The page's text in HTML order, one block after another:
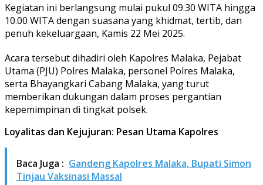
Kegiatan ini berlangsung mulai pukul 09.30 WITA hingga
10.00 WITA dengan suasana yang khidmat, tertib, dan
penuh kekeluargaan, Kamis 22 Mei 2025.
Acara tersebut dihadiri oleh Kapolres Malaka, Pejabat
Utama (PJU) Polres Malaka, personel Polres Malaka,
serta Bhayangkari Cabang Malaka, yang turut
memberikan dukungan dalam proses pergantian
kepemimpinan di tingkat polsek.
Loyalitas dan Kejujuran: Pesan Utama Kapolres
Baca Juga : Gandeng Kapolres Malaka, Bupati Simon
Tinjau Vaksinasi Massal